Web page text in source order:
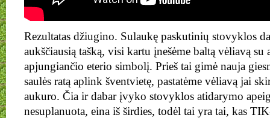
Rezultatas džiugino. Sulaukę paskutinių stovyklos
aukščiausią tašką, visi kartu įnešėme baltą vėliavą
apjungiančio eterio simbolį. Prieš tai gimė nauja
saulės ratą aplink šventvietę, pastatėme vėliavą jai
aukuro. Čia ir dabar įvyko stovyklos atidarymo
nesuplanuota, eina iš širdies, todėl tai yra tai, kas